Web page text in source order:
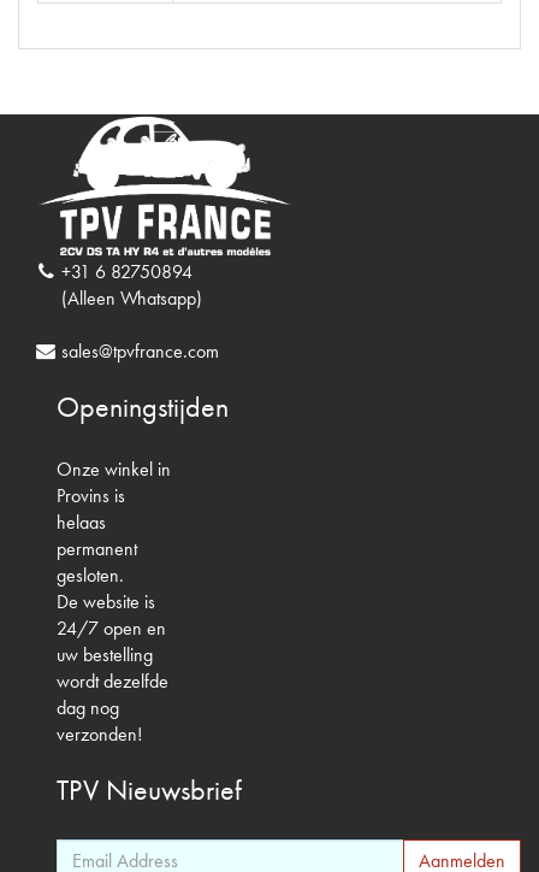
+31 6 82750894
(Alleen Whatsapp)
sales@tpvfrance.com
Openingstijden
Onze winkel in
Provins is
helaas
permanent
gesloten.
De website is
24/7 open en
uw bestelling
wordt dezelfde
dag nog
verzonden!
TPV Nieuwsbrief